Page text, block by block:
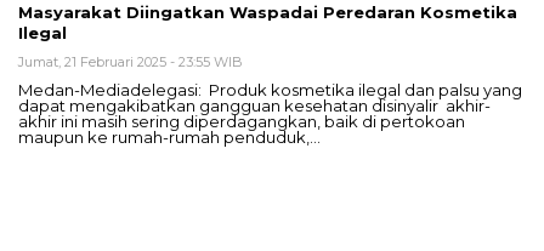
Masyarakat Diingatkan Waspadai Peredaran Kosmetika
Ilegal
Jumat, 21 Februari 2025 - 23:55 WIB
Medan-Mediadelegasi: Produk kosmetika ilegal dan palsu yang
dapat mengakibatkan gangguan kesehatan disinyalir akhir-
akhir ini masih sering diperdagangkan, baik di pertokoan
maupun ke rumah-rumah penduduk,…